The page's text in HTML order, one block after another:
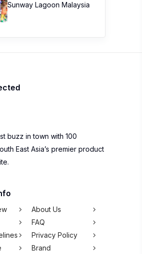
Sunway Lagoon Malaysia
buzz in town with 100
East Asia’s premier product
About Us
FAQ
Privacy Policy
Brand